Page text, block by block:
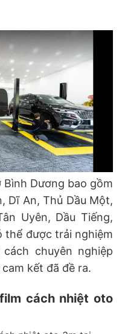
Dương bao gồm
Dĩ An, Thủ Dầu Một,
Uyên, Dầu Tiếng,
thể được trải nghiệm
chuyên nghiệp
kết đã đề ra.
cách nhiệt oto